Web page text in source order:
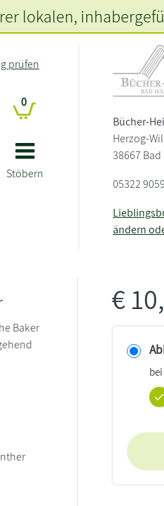
Stöbern
prüfen
0
Bücher-
Herzog-
38667
05322
ändern
lokalen,
Baker
€